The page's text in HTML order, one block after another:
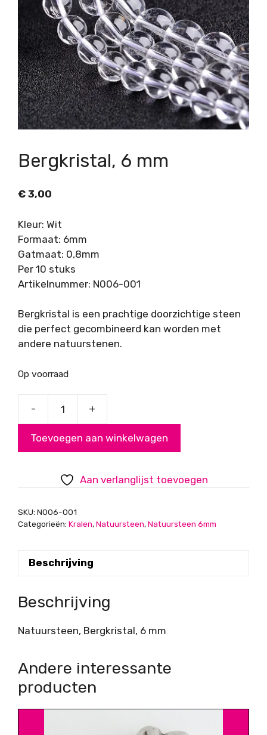
Bergkristal, 6 mm
€ 3,00
Kleur: Wit
Formaat: 6mm
Gatmaat: 0,8mm
Per 10 stuks
Artikelnummer: N006-001
Bergkristal is een prachtige doorzichtige steen
die perfect gecombineerd kan worden met
andere natuurstenen.
Op voorraad
-
mm
+
Toevoegen aan winkelwagen
Aan verlanglijst toevoegen
SKU: N006-001
Categorieën: Kralen,Natuursteen,Natuursteen 6mm
Beschrijving
Beschrijving
Natuursteen, Bergkristal, 6 mm
Andere interessante
producten